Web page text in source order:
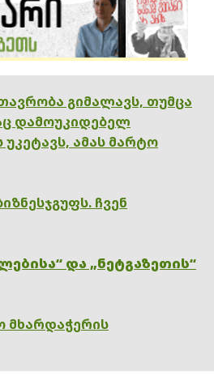
გიმალავს, თუმცა
დამოუკიდებელ
ამას მარტო
ჩვენ
და „ნეტგაზეთის“
მხარდაჭერის